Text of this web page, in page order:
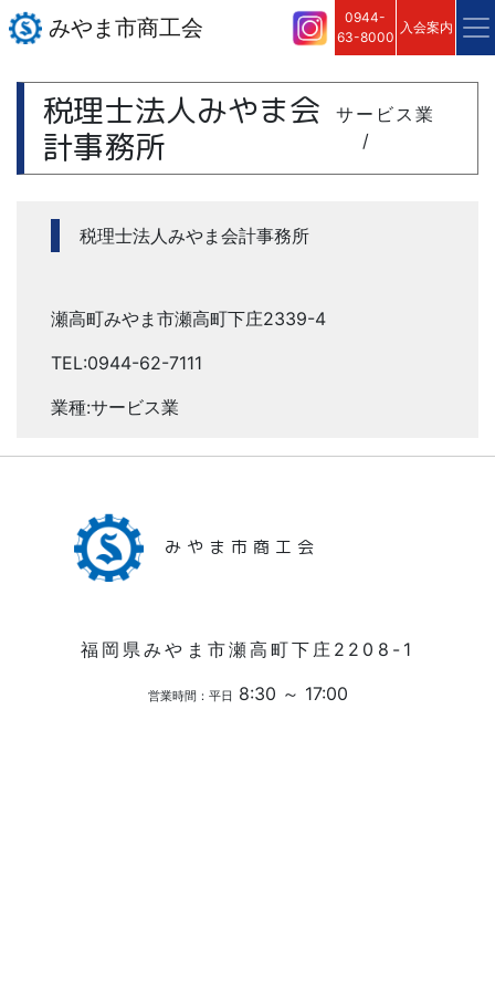
みやま市商工会
0944-
63-8000
入会案内
税理士法人みやま会
計事務所
サービス業
/
税理士法人みやま会計事務所
瀬高町みやま市瀬高町下庄2339-4
TEL:0944-62-7111
業種:サービス業
みやま市商工会
福岡県みやま市瀬高町下庄2208-1
営業時間：平日 8:30 ～ 17:00